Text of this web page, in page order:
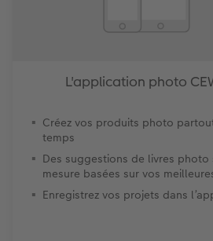
L'application photo
Créez vos produits photo
temps
Des suggestions de livres photo
mesure basées sur vos
Enregistrez vos projets dans